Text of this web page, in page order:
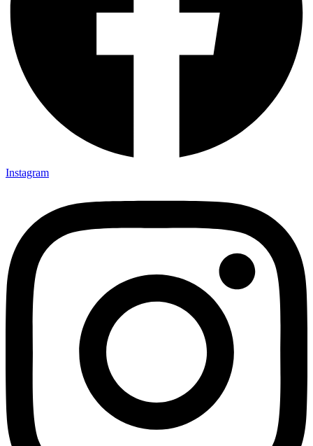
Instagram